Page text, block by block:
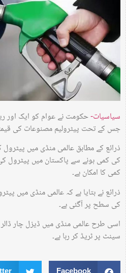
سیاسیات-حکومت نے عوام کو ایک اور
جس کے تحت پیٹرولیم مصنوعات کی
کمی کا امکان ہے۔
کی سطح پر آگئی ہے۔
سینٹ پر ٹریڈ کر رہا ہے۔